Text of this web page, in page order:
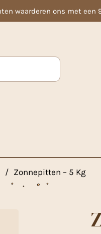
Laag geprijsd
/ Zonnepitten – 5 Kg